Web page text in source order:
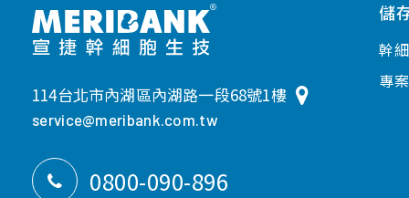
114台北市內湖區內湖路一段68號1樓
service@meribank.com.tw
0800-090-896
儲
幹
專